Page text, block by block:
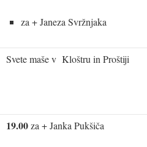
za + Janeza Svržnjaka
Svete maše v Kloštru in Proštiji
19.00za + Janka Pukšiča